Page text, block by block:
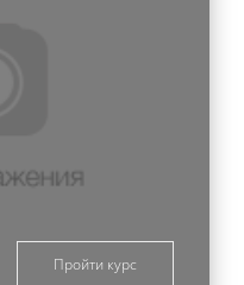
Пройти курс